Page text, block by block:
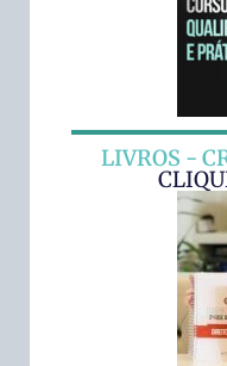
LIVROS -